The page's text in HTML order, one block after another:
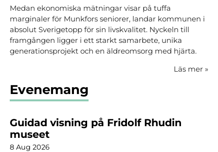
Medan ekonomiska mätningar visar på tuffa
marginaler för Munkfors seniorer, landar kommunen i
absolut Sverigetopp för sin livskvalitet. Nyckeln till
framgången ligger i ett starkt samarbete, unika
generationsprojekt och en äldreomsorg med hjärta.
Läs mer »
Evenemang
Guidad visning på Fridolf Rhudin
museet
8 Aug 2026